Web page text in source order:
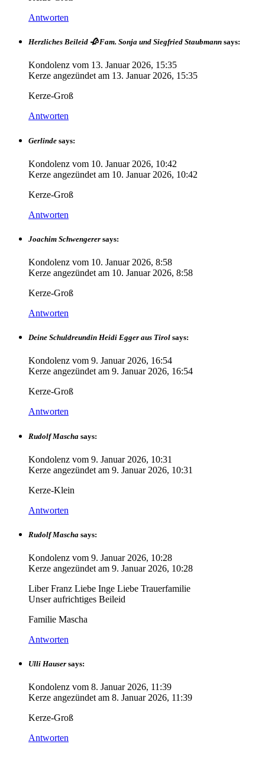
Antworten
Herzliches Beileid 🥀 Fam. Sonja und Siegfried Staubmann says:
Kondolenz vom 13. Januar 2026, 15:35
Kerze angezündet am 13. Januar 2026, 15:35
Kerze-Groß
Antworten
Gerlinde says:
Kondolenz vom 10. Januar 2026, 10:42
Kerze angezündet am 10. Januar 2026, 10:42
Kerze-Groß
Antworten
Joachim Schwengerer says:
Kondolenz vom 10. Januar 2026, 8:58
Kerze angezündet am 10. Januar 2026, 8:58
Kerze-Groß
Antworten
Deine Schuldreundin Heidi Egger aus Tirol says:
Kondolenz vom 9. Januar 2026, 16:54
Kerze angezündet am 9. Januar 2026, 16:54
Kerze-Groß
Antworten
Rudolf Mascha says:
Kondolenz vom 9. Januar 2026, 10:31
Kerze angezündet am 9. Januar 2026, 10:31
Kerze-Klein
Antworten
Rudolf Mascha says:
Kondolenz vom 9. Januar 2026, 10:28
Kerze angezündet am 9. Januar 2026, 10:28
Liber Franz Liebe Inge Liebe Trauerfamilie
Unser aufrichtiges Beileid
Familie Mascha
Antworten
Ulli Hauser says:
Kondolenz vom 8. Januar 2026, 11:39
Kerze angezündet am 8. Januar 2026, 11:39
Kerze-Groß
Antworten